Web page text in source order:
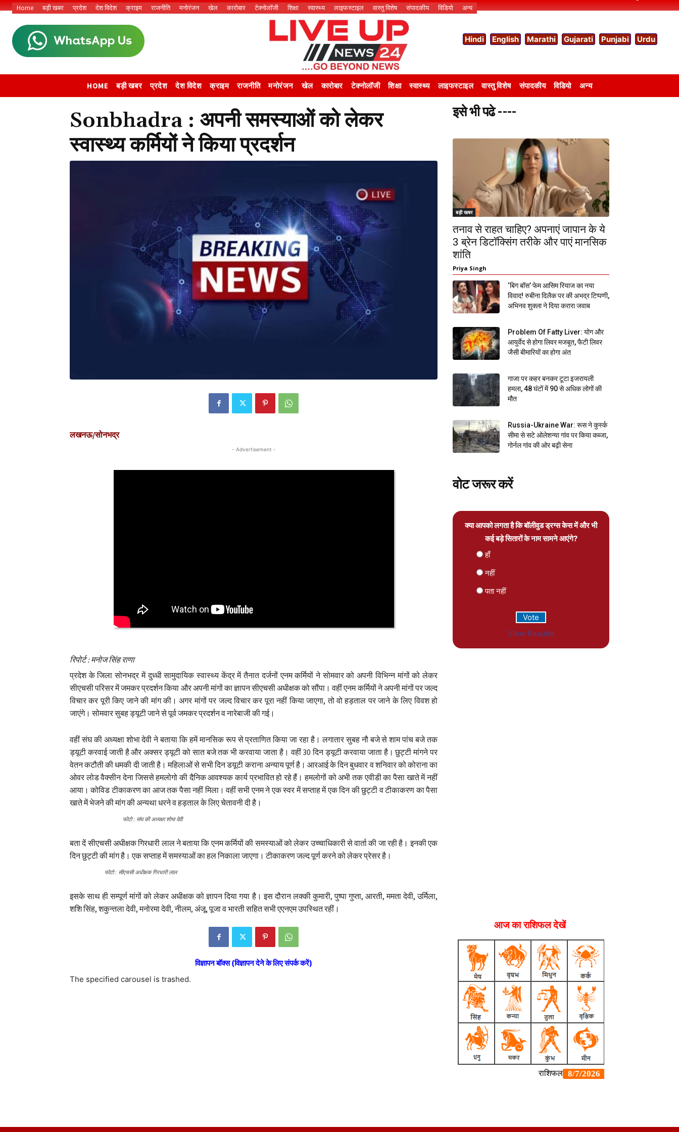
Home बड़ी खबर प्रदेश देश विदेश क्राइम राजनीति मनोरंजन खेल कारोबार टेक्नोलॉजी शिक्षा स्वास्थ्य लाइफस्टाइल वास्तु विशेष संपादकीय विडियो अन्य
Hindi English Marathi Gujarati Punjabi Urdu
HOME बड़ी खबर प्रदेश देश विदेश क्राइम राजनीति मनोरंजन खेल कारोबार टेक्नोलॉजी शिक्षा स्वास्थ्य लाइफस्टाइल वास्तु विशेष संपादकीय विडियो अन्य
Sonbhadra : अपनी समस्याओं को लेकर
स्वास्थ्य कर्मियों ने किया प्रदर्शन
लखनऊ/सोनभद्र
- Advertisement -
रिपोर्ट : मनोज सिंह राणा
प्रदेश के जिला सोनभद्र में दुध्धी सामुदायिक स्वास्थ्य केंद्र में तैनात दर्जनों एनम कर्मियों ने सोमवार को अपनी विभिन्न मांगों को लेकर
सीएचसी परिसर में जमकर प्रदर्शन किया और अपनी मांगों का ज्ञापन सीएचसी अधीक्षक को सौंपा। वहीं एनम कर्मियों ने अपनी मांगों पर जल्द
विचार कर पूरी किए जाने की मांग की। अगर मांगों पर जल्द विचार कर पूरा नहीं किया जाएगा, तो वो हड़ताल पर जाने के लिए विवश हो
जाएंगे। सोमवार सुबह ड्यूटी जाने से पूर्व जमकर प्रदर्शन व नारेबाजी की गई।
वहीं संघ की अध्यक्षा शोभा देवी ने बताया कि हमें मानसिक रूप से प्रताणित किया जा रहा है। लगातार सुबह नौ बजे से शाम पांच बजे तक
ड्यूटी करवाई जाती है और अक्सर ड्यूटी को सात बजे तक भी करवाया जाता है। वहीं 30 दिन ड्यूटी करवाया जाता है। छुट्टी मांगने पर
वेतन कटौती की धमकी दी जाती है। महिलाओं से सभी दिन डयूटी कराना अन्याय पूर्ण है। आरआई के दिन बुधवार व शनिवार को कोराना का
ओवर लोड वैक्सीन देना जिससे हमलोगो की दैनिक आवश्यक कार्य प्रभावित हो रहे हैं। हमलोगों को अभी तक एवीडी का पैसा खाते में नहीं
आया। कोविड टीकाकरण का आज तक पैसा नहीं मिला। वहीं सभी एनम ने एक स्वर में सप्ताह में एक दिन की छुट्टी व टीकाकरण का पैसा
खाते में भेजने की मांग की अन्यथा धरने व हड़ताल के लिए चेतावनी दी है।
फोटो : संघ की अध्यक्षा शोभा देवी
बता दें सीएचसी अधीक्षक गिरधारी लाल ने बताया कि एनम कर्मियों की समस्याओं को लेकर उच्चाधिकारी से वार्ता की जा रही है। इनकी एक
दिन छुट्टी की मांग है। एक सप्ताह में समस्याओं का हल निकाला जाएगा। टीकाकरण जल्द पूर्ण करने को लेकर प्रेसर है।
फोटो : सीएचसी अधीक्षक गिरधारी लाल
इसके साथ ही सम्पूर्ण मांगों को लेकर अधीक्षक को ज्ञापन दिया गया है। इस दौरान लक्की कुमारी, पुष्पा गुप्ता, आरती, ममता देवी, उर्मिला,
शशि सिंह, शकुन्तला देवी, मनोरमा देवी, नीलम, अंजू, पूजा व भारती सहित सभी एएनएम उपस्थित रहीं।
विज्ञापन बॉक्स (विज्ञापन देने के लिए संपर्क करें)
The specified carousel is trashed.
इसे भी पढे ----
बड़ी खबर
तनाव से राहत चाहिए? अपनाएं जापान के ये
3 ब्रेन डिटॉक्सिंग तरीके और पाएं मानसिक
शांति
Priya Singh
‘बिग बॉस’ फेम आसिम रियाज का नया
विवाद! रुबीना दिलैक पर की अभद्र टिप्पणी,
अभिनव शुक्ला ने दिया करारा जवाब
Problem Of Fatty Liver: योग और
आयुर्वेद से होगा लिवर मजबूत, फैटी लिवर
जैसी बीमारियों का होगा अंत
गाजा पर कहर बनकर टूटा इजरायली
हमला, 48 घंटों में 90 से अधिक लोगों की
मौत
Russia-Ukraine War: रूस ने कुर्स्क
सीमा से सटे ओलेशन्या गांव पर किया कब्जा,
गोर्नल गांव की ओर बढ़ी सेना
वोट जरूर करें
क्या आपको लगता है कि बॉलीवुड ड्रग्स केस में और भी
कई बड़े सितारों के नाम सामने आएंगे?
हाँ
नहीं
पता नहीं
View Results
आज का राशिफल देखें